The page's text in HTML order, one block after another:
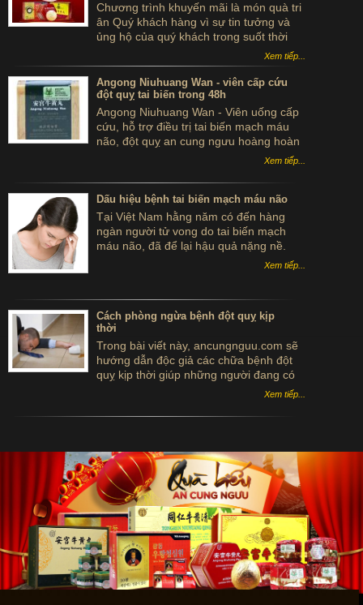
Chương trình khuyến mãi là món quà tri
ân Quý khách hàng vì sự tin tưởng và
ủng hộ của quý khách trong suốt thời
Xem tiếp...
Angong Niuhuang Wan - viên cấp cứu
đột quỵ tai biến trong 48h
Angong Niuhuang Wan - Viên uống cấp
cứu, hỗ trợ điều trị tai biến mạch máu
não, đột quỵ an cung ngưu hoàng hoàn
hộp gỗ màu xanh bắc kinh đồng nhân
Xem tiếp...
Dấu hiệu bệnh tai biến mạch máu não
Tại Việt Nam hằng năm có đến hàng
ngàn người tử vong do tai biến mạch
máu não, đã để lại hậu quả nặng nề.
Sau đây là một số dấu hiệu của bệnh tai
Xem tiếp...
Cách phòng ngừa bệnh đột quỵ kịp
thời
Trong bài viết này, ancungnguu.com sẽ
hướng dẫn độc giả các chữa bệnh đột
quỵ kịp thời giúp những người đang có
nguy cơ mắc phải căn bệnh này hoặc lo
tử vong và di chứng nặng nề sau này.
Xem tiếp...